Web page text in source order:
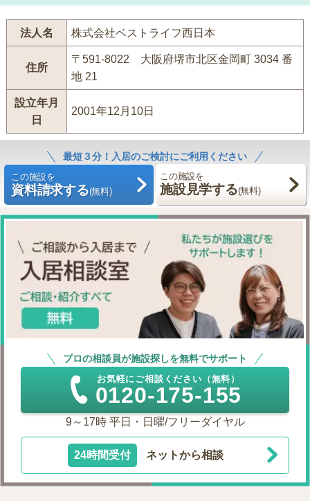
法人名 株式会社ベストライフ西日本
住所
〒591-8022 大阪府堺市北区金岡町 3034 番
地 21
設立年月
日
2001年12月10日
最短３分！入居のご検討にご利用ください
この施設を
資料請求する(無料)
この施設を
施設見学する(無料)
プロの相談員が施設探しを無料でサポート
お気軽にご相談ください（無料）
0120-175-155
9～17時 平日・日曜/フリーダイヤル
24時間受付 ネットから相談